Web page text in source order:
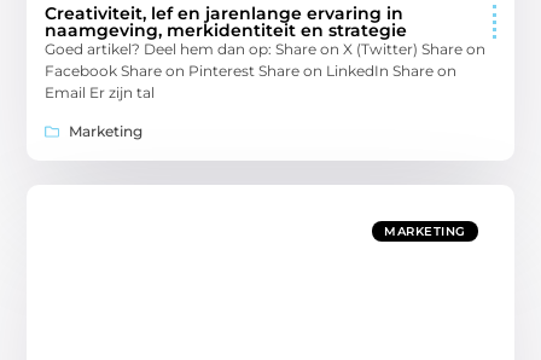
Creativiteit, lef en jarenlange ervaring in
naamgeving, merkidentiteit en strategie
Goed artikel? Deel hem dan op: Share on X (Twitter) Share on
Facebook Share on Pinterest Share on LinkedIn Share on
Email Er zijn tal
Marketing
MARKETING